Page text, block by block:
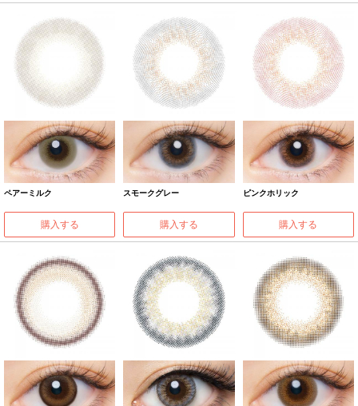
ペアーミルク
購入する
スモークグレー
購入する
ピンクホリック
購入する